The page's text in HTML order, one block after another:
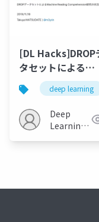
[DL Hacks]DROP
タセットによる
Machine
Comprehension研
の状況
deep learning
Deep
Learning